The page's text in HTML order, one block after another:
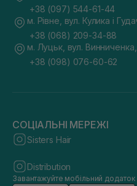
+38 (097) 544-61-44
м. Рівне, вул. Кулика і
+38 (068) 209-34-88
м. Луцьк, вул.
+38 (098) 076-60-62
СОЦІАЛЬНІ МЕРЕЖІ
Sisters Hair
Distribution
Завантажуйте мобільний додаток